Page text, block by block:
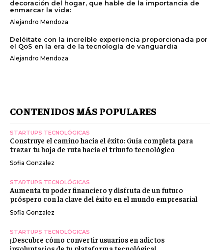
decoración del hogar, que hable de la importancia de
enmarcar la vida:
Alejandro Mendoza
Deléitate con la increíble experiencia proporcionada por
el QoS en la era de la tecnología de vanguardia
Alejandro Mendoza
CONTENIDOS MÁS POPULARES
STARTUPS TECNOLÓGICAS
Construye el camino hacia el éxito: Guía completa para
trazar tu hoja de ruta hacia el triunfo tecnológico
Sofia Gonzalez
STARTUPS TECNOLÓGICAS
Aumenta tu poder financiero y disfruta de un futuro
próspero con la clave del éxito en el mundo empresarial
Sofia Gonzalez
STARTUPS TECNOLÓGICAS
¡Descubre cómo convertir usuarios en adictos